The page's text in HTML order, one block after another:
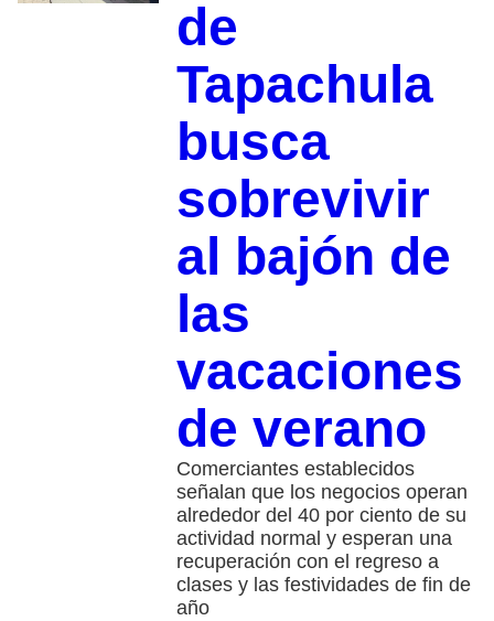
de
Tapachula
busca
sobrevivir
al bajón de
las
vacaciones
de verano
Comerciantes establecidos
señalan que los negocios operan
alrededor del 40 por ciento de su
actividad normal y esperan una
recuperación con el regreso a
clases y las festividades de fin de
año